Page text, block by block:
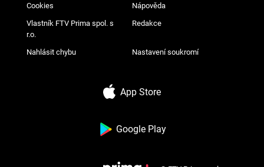
Cookies Nápověda
Vlastník FTV Prima spol. s
r.o.
Redakce
Nahlásit chybu Nastavení soukromí
App Store
Google Play